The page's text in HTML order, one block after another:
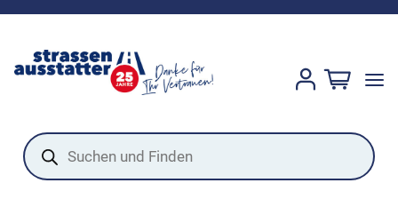
Products
search